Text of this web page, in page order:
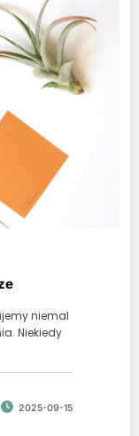
niemal
Niekiedy
2025-09-15